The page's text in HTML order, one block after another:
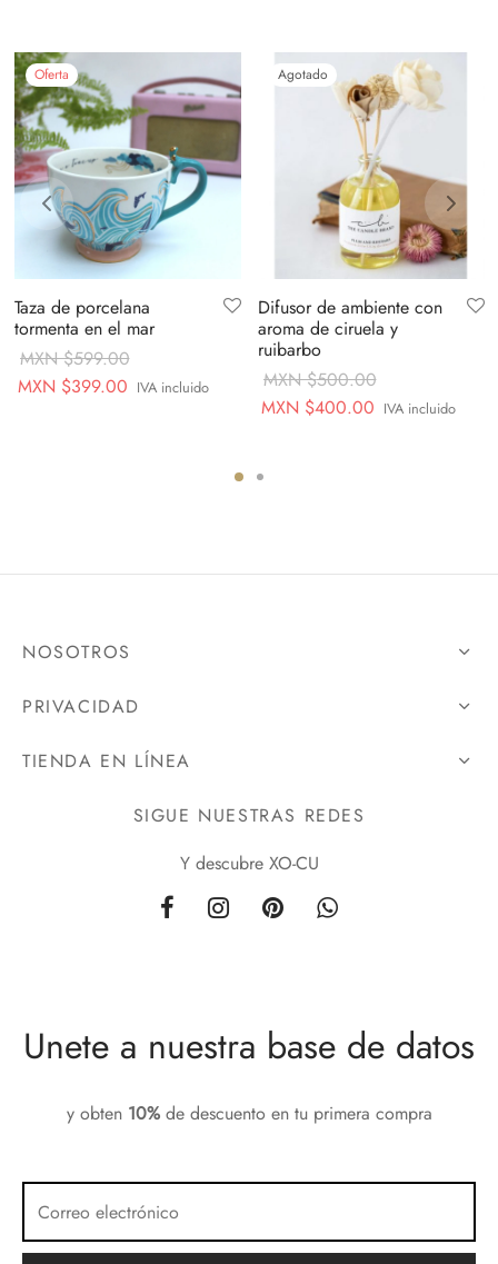
Oferta
Taza de porcelana
tormenta en el mar
MXN $599.00
Original
MXN $399.00 Current
IVA incluido
Agotado
Difusor de ambiente con
aroma de ciruela y
ruibarbo
MXN $500.00
Original
MXN $400.00 Current
IVA incluido
NOSOTROS
PRIVACIDAD
TIENDA EN LÍNEA
SIGUE NUESTRAS REDES
Y descubre XO-CU
Unete a nuestra base de datos
y obten 10%de descuento en tu primera compra